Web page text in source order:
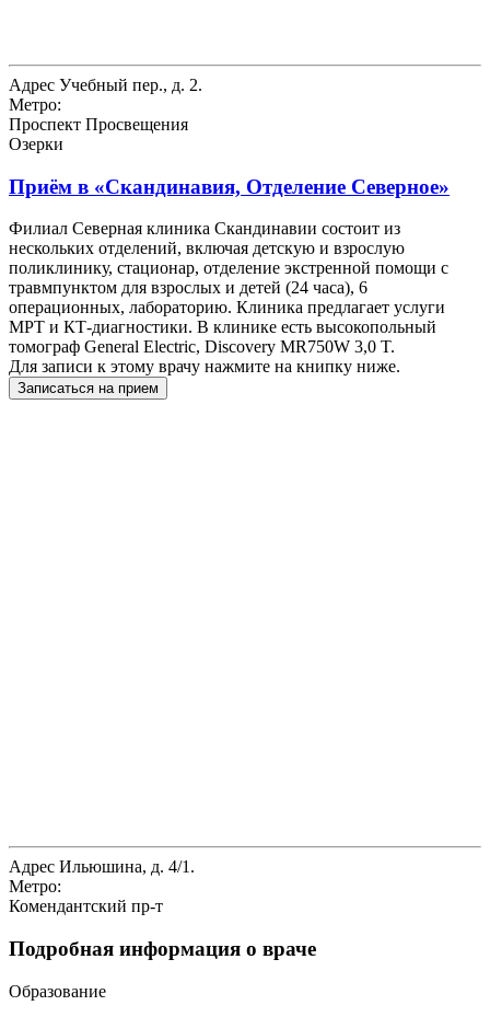
Адрес Учебный пер., д. 2.
Метро:
Проспект Просвещения
Озерки
Приём в «Скандинавия, Отделение Северное»
Филиал Северная клиника Скандинавии состоит из
нескольких отделений, включая детскую и взрослую
поликлинику, стационар, отделение экстренной помощи с
травмпунктом для взрослых и детей (24 часа), 6
операционных, лабораторию. Клиника предлагает услуги
МРТ и КТ-диагностики. В клинике есть высокопольный
томограф General Electric, Discovery MR750W 3,0 T.
Для записи к этому врачу нажмите на книпку ниже.
Записаться на прием
Адрес Ильюшина, д. 4/1.
Метро:
Комендантский пр-т
Подробная информация о враче
Образование